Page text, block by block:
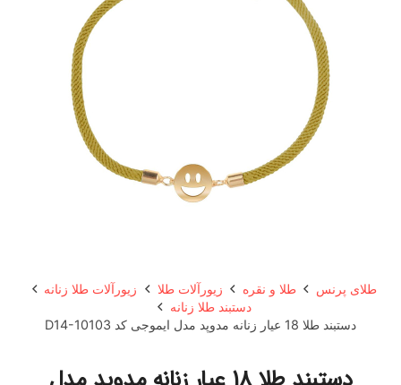
طلای پرنس طلا و نقره زیورآلات طلا
زیورآلات طلا زنانه
دستبند طلا زنانه
دستبند طلا 18 عیار زنانه مدوپد مدل ایموجی کد D14-10103